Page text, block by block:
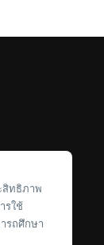
สิทธิภาพ
รใช้
รถศึกษา